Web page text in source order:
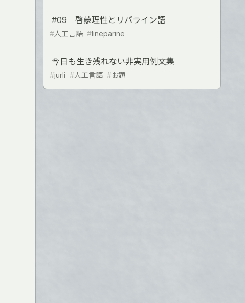
#09 啓蒙理性とリパライン語
#人工言語 #lineparine
今日も生き残れない非実用例文集
#jurli #人工言語 #お題